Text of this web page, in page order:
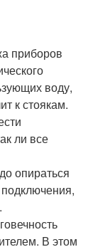
приборов
воду,
к стоякам.
ли все
опираться
В этом